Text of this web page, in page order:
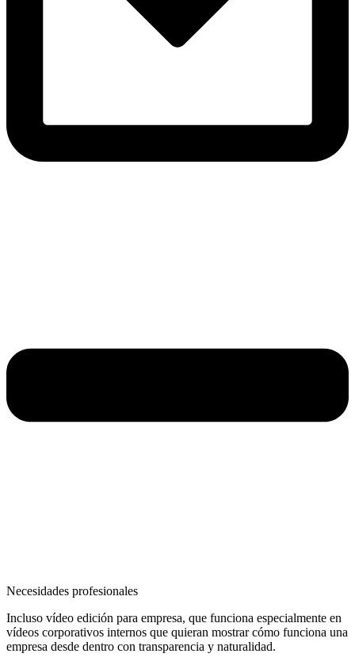
Necesidades profesionales
Incluso vídeo edición para empresa, que funciona especialmente en
vídeos corporativos internos que quieran mostrar cómo funciona una
empresa desde dentro con transparencia y naturalidad.